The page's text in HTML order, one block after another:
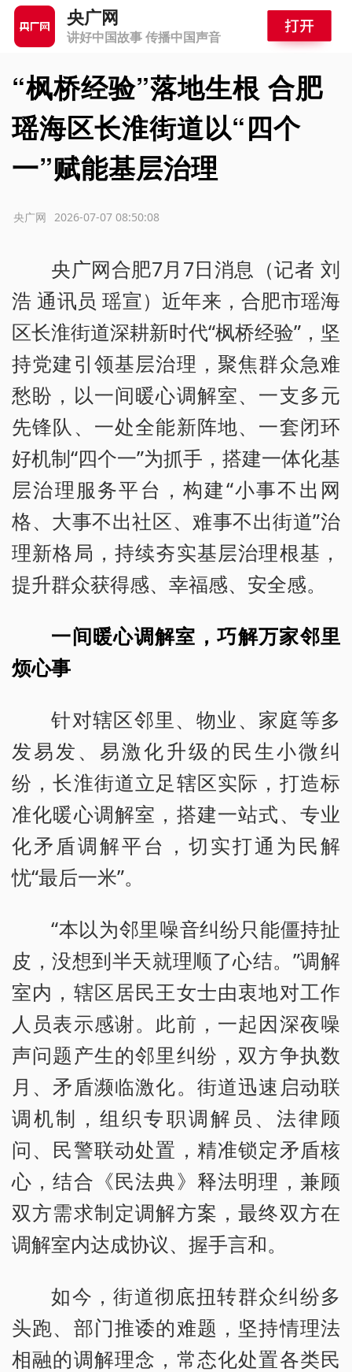
央广网
讲好中国故事 传播中国声音
“枫桥经验”落地生根 合肥
瑶海区长淮街道以“四个
一”赋能基层治理
2026-07-07 08:50:08
央广网
央广网合肥7月7日消息（记者 刘
浩 通讯员 瑶宣）近年来，合肥市瑶海
区长淮街道深耕新时代“枫桥经验”，坚
持党建引领基层治理，聚焦群众急难
愁盼，以一间暖心调解室、一支多元
先锋队、一处全能新阵地、一套闭环
好机制“四个一”为抓手，搭建一体化基
层治理服务平台，构建“小事不出网
格、大事不出社区、难事不出街道”治
理新格局，持续夯实基层治理根基，
提升群众获得感、幸福感、安全感。
一间暖心调解室，巧解万家邻里
烦心事
针对辖区邻里、物业、家庭等多
发易发、易激化升级的民生小微纠
纷，长淮街道立足辖区实际，打造标
准化暖心调解室，搭建一站式、专业
化矛盾调解平台，切实打通为民解
忧“最后一米”。
“本以为邻里噪音纠纷只能僵持扯
皮，没想到半天就理顺了心结。”调解
室内，辖区居民王女士由衷地对工作
人员表示感谢。此前，一起因深夜噪
声问题产生的邻里纠纷，双方争执数
月、矛盾濒临激化。街道迅速启动联
调机制，组织专职调解员、法律顾
问、民警联动处置，精准锁定矛盾核
心，结合《民法典》释法明理，兼顾
双方需求制定调解方案，最终双方在
调解室内达成协议、握手言和。
如今，街道彻底扭转群众纠纷多
头跑、部门推诿的难题，坚持情理法
相融的调解理念，常态化处置各类民